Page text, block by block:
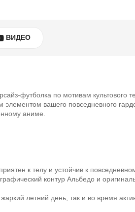
ВИДЕО
футболка по мотивам культового
вашего повседневного
аниме.
к телу и устойчив к
контур Альбедо и
летний день, так и во время